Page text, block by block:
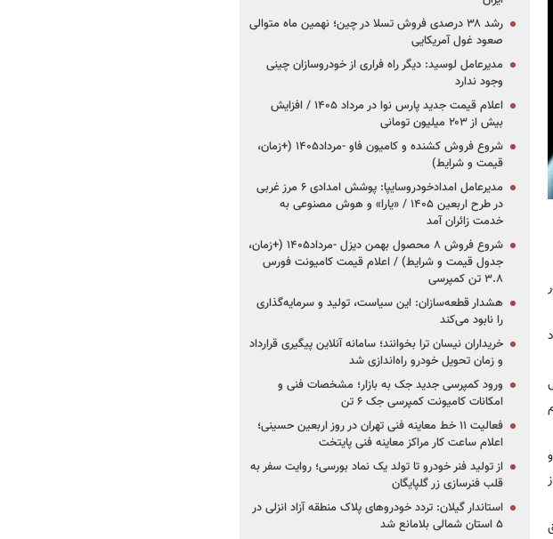
و
رشد ۳۸ درصدی فروش تسلا در چین؛ نهمین ماه متوالی
صعود غول آمریکایی
مدیرعامل لوسید: دیگر راه فراری از خودروسازان چینی
وجود ندارد
اعلام قیمت جدید پارس نوا در مرداد ۱۴۰۵ / افزایش
بیش از ۲۰۳ میلیون تومانی
شروع فروش کشنده و کامیون فاو -مرداد۱۴۰۵ (+زمان،
قیمت و شرایط)
مدیرعامل امدادخودروسایپا: پوشش امدادی ۶ مرز غربی
در طرح اربعین ۱۴۰۵ / «یارا» و هوش مصنوعی به
خدمت زائران آمد
شروع فروش ۸ محصول بهمن دیزل -مرداد۱۴۰۵ (+زمان،
جدول قیمت و شرایط) / اعلام قیمت کامیونت فورس
۳.۸ تن کمپرسی
هشدار قطعه‌سازان: این سیاست، تولید و سرمایه‌گذاری
را نابود می‌کند
خریداران نیسان ترا بخوانند؛ سامانه آنلاین پیگیری قرارداد
و زمان تحویل خودرو راه‌اندازی شد
ورود کمپرسی جدید جک به بازار؛ مشخصات فنی و
امکانات کامیونت کمپرسی جک ۶ تن
فعالیت ۱۱ خط معاینه فنی تهران در روز اربعین حسینی؛
اعلام ساعت کار مراکز معاینه فنی پایتخت
از تولید فنر خودرو تا تولد یک نماد بورسی؛ روایت سفر به
قلب فنرسازی زر گلپایگان
استاندار گیلان: تردد خودروهای پلاک منطقه آزاد انزلی در
۵ استان شمالی بلامانع شد